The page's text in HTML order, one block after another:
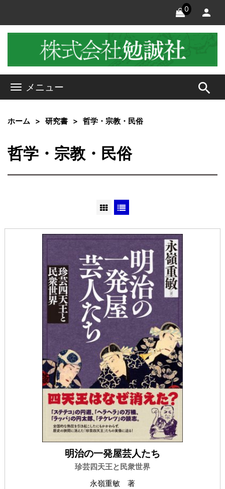
0
メニュー search
ホーム 研究書 哲学・宗教・民俗
哲学・宗教・民俗
明治の一発屋芸人たち
珍芸四天王と民衆世界
永嶺重敏 著